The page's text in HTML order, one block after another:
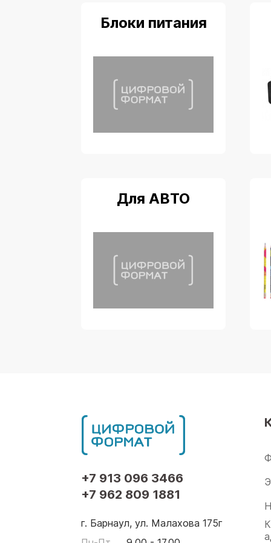
Блоки питания
Для АВТО
+7 913 096 3466
+7 962 809 1881
г. Барнаул, ул. Малахова 175г